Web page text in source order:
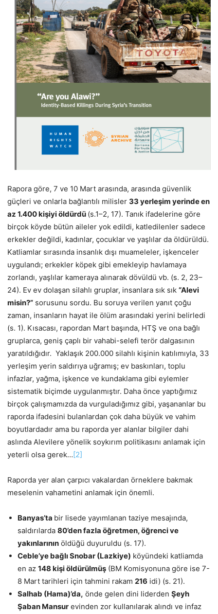
Rapora göre, 7 ve 10 Mart arasında, arasında güvenlik
güçleri ve onlarla bağlantılı milisler 33 yerleşim yerinde en
az 1.400 kişiyi öldürdü (s.1–2, 17). Tanık ifadelerine göre
birçok köyde bütün aileler yok edildi, katledilenler sadece
erkekler değildi, kadınlar, çocuklar ve yaşlılar da öldürüldü.
Katliamlar sırasında insanlık dışı muameleler, işkenceler
uygulandı; erkekler köpek gibi emekleyip havlamaya
zorlandı, yaşlılar kameraya alınarak dövüldü vb. (s. 2, 23–
24). Ev ev dolaşan silahlı gruplar, insanlara sık sık “Alevi
misin?” sorusunu sordu. Bu soruya verilen yanıt çoğu
zaman, insanların hayat ile ölüm arasındaki yerini belirledi
(s. 1). Kısacası, rapordan Mart başında, HTŞ ve ona bağlı
gruplarca, geniş çaplı bir vahabi-selefi terör dalgasının
yaratıldığıdır. Yaklaşık 200.000 silahlı kişinin katılımıyla, 33
yerleşim yerin saldırıya uğramış; ev baskınları, toplu
infazlar, yağma, işkence ve kundaklama gibi eylemler
sistematik biçimde uygulanmıştır. Daha önce yaptığımız
birçok çalışmamızda da vurguladığımız gibi, yaşananlar bu
raporda ifadesini bulanlardan çok daha büyük ve vahim
boyutlardadır ama bu raporda yer alanlar bilgiler dahi
aslında Alevilere yönelik soykırım politikasını anlamak için
yeterli olsa gerek… [2]
Raporda yer alan çarpıcı vakalardan örneklere bakmak
meselenin vahametini anlamak için önemli.
Banyas’ta bir lisede yayımlanan taziye mesajında,
saldırılarda 80’den fazla öğretmen, öğrenci ve
yakınlarının öldüğü duyuruldu (s. 17).
Ceble’ye bağlı Snobar (Lazkiye) köyündeki katliamda
en az 148 kişi öldürülmüş (BM Komisyonuna göre ise 7-
8 Mart tarihleri için tahmini rakam 216 idi) (s. 21).
Salhab (Hama)’da, önde gelen dini liderden Şeyh
Şaban Mansur evinden zor kullanılarak alındı ve infaz